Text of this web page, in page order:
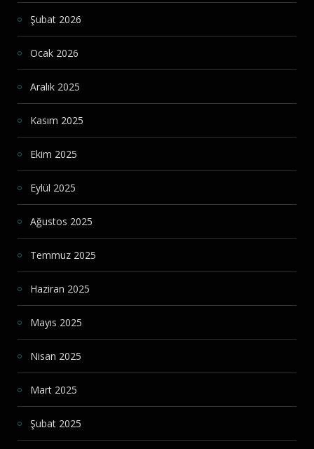
Şubat 2026
Ocak 2026
Aralık 2025
Kasım 2025
Ekim 2025
Eylül 2025
Ağustos 2025
Temmuz 2025
Haziran 2025
Mayıs 2025
Nisan 2025
Mart 2025
Şubat 2025